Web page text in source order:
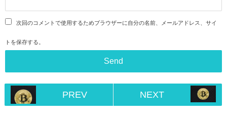
次回のコメントで使用するためブラウザーに自分の名前、メールアドレス、サイ
トを保存する。
PREV NEXT